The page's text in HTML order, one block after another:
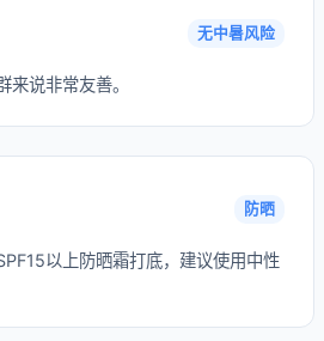
无中暑风险
来说非常友善。
防晒
以上防晒霜打底，建议使用中性